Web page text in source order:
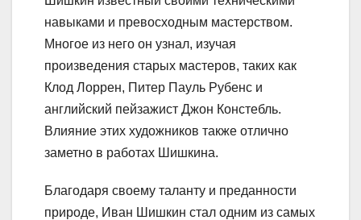
навыками и превосходным мастерством.
Многое из него он узнал, изучая
произведения старых мастеров, таких как
Клод Лоррен, Питер Пауль Рубенс и
английский пейзажист Джон Констебль.
Влияние этих художников также отлично
заметно в работах Шишкина.
Благодаря своему таланту и преданности
природе, Иван Шишкин стал одним из самых